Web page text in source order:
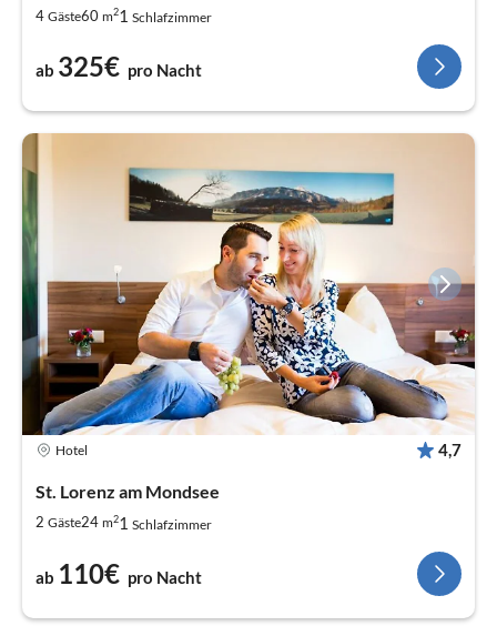
4 Gäste60 m21 Schlafzimmer
ab 325€ pro Nacht
Hotel 4,7
St. Lorenz am Mondsee
2 Gäste24 m21 Schlafzimmer
ab 110€ pro Nacht